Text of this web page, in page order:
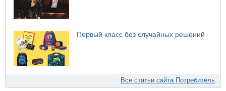
Первый класс без случайных решений
Все статьи сайта Потребитель